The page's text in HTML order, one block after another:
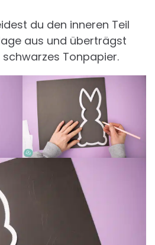
du den inneren Teil
aus und überträgst
Tonpapier.